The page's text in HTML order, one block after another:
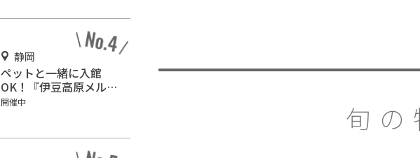
静岡
ペットと一緒に入館
OK！『伊豆高原メルヘ
ンの森美術館』をご紹
開催中
サブカルチャーとポッ
りやすく解説旬の